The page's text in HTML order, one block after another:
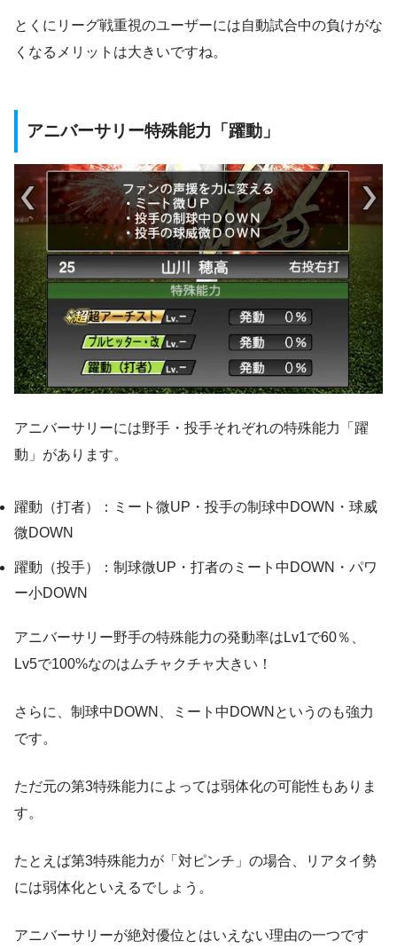
とくにリーグ戦重視のユーザーには自動試合中の負けがな
くなるメリットは大きいですね。
アニバーサリー特殊能力「躍動」
アニバーサリーには野手・投手それぞれの特殊能力「躍
動」があります。
躍動（打者）：ミート微UP・投手の制球中DOWN・球威
微DOWN
躍動（投手）：制球微UP・打者のミート中DOWN・パワ
ー小DOWN
アニバーサリー野手の特殊能力の発動率はLv1で60％、
Lv5で100%なのはムチャクチャ大きい！
さらに、制球中DOWN、ミート中DOWNというのも強力
です。
ただ元の第3特殊能力によっては弱体化の可能性もありま
す。
たとえば第3特殊能力が「対ピンチ」の場合、リアタイ勢
には弱体化といえるでしょう。
アニバーサリーが絶対優位とはいえない理由の一つです